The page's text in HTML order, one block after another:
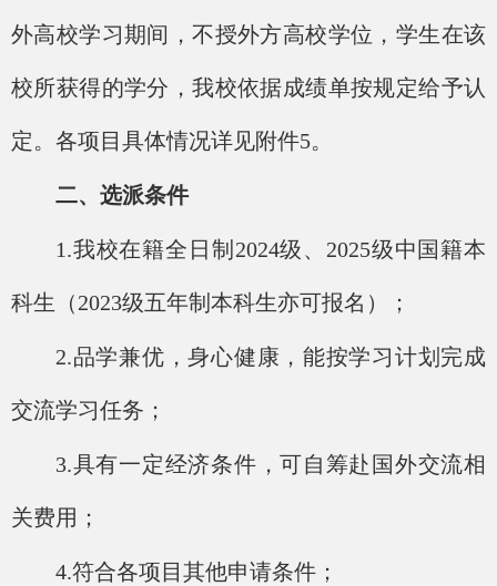
外高校学习期间，不授外方高校学位，学生在该
校所获得的学分，我校依据成绩单按规定给予认
定。各项目具体情况详见附件5。
二、选派条件
1.我校在籍全日制2024级、 2025级中国籍本
科生（2023级五年制本科生亦可报名）；
2.品学兼优，身心健康，能按学习计划完成
交流学习任务；
3.具有一定经济条件，可自筹赴国外交流相
关费用；
4.符合各项目其他申请条件；